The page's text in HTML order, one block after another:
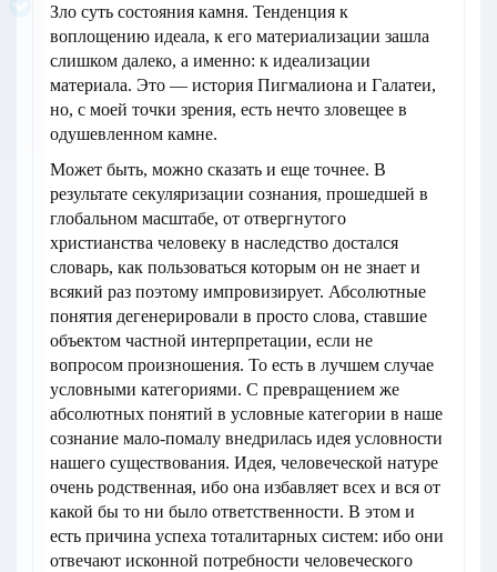
Зло суть состояния камня. Тенденция к
воплощению идеала, к его материализации зашла
слишком далеко, а именно: к идеализации
материала. Это — история Пигмалиона и Галатеи,
но, с моей точки зрения, есть нечто зловещее в
одушевленном камне.
Может быть, можно сказать и еще точнее. В
результате секуляризации сознания, прошедшей в
глобальном масштабе, от отвергнутого
христианства человеку в наследство достался
словарь, как пользоваться которым он не знает и
всякий раз поэтому импровизирует. Абсолютные
понятия дегенерировали в просто слова, ставшие
объектом частной интерпретации, если не
вопросом произношения. То есть в лучшем случае
условными категориями. С превращением же
абсолютных понятий в условные категории в наше
сознание мало-помалу внедрилась идея условности
нашего существования. Идея, человеческой натуре
очень родственная, ибо она избавляет всех и вся от
какой бы то ни было ответственности. В этом и
есть причина успеха тоталитарных систем: ибо они
отвечают исконной потребности человеческого